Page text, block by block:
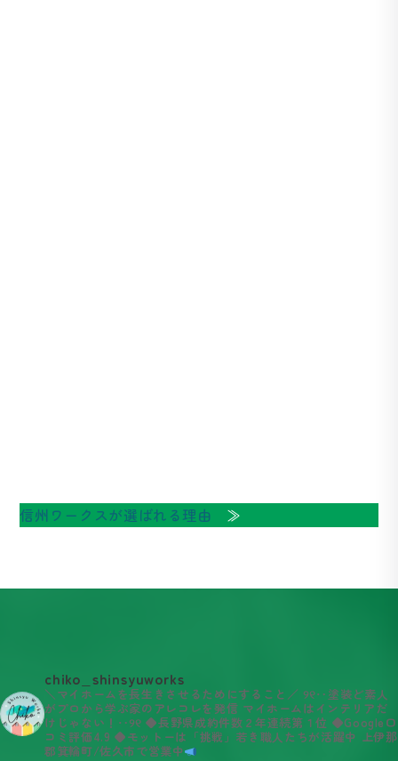
信州ワークスが選ばれる理由 ≫
chiko_shinsyuworks
＼マイホームを長生きさせるためにすること／ ୨୧‥塗装ど素人
がプロから学ぶ家のアレコレを発信 マイホームはインテリアだ
けじゃない！‥୨୧ ◆長野県成約件数２年連続第１位 ◆Google口
コミ評価4.9 ◆モットーは「挑戦」若き職人たちが活躍中 上伊那
郡箕輪町/佐久市で営業中